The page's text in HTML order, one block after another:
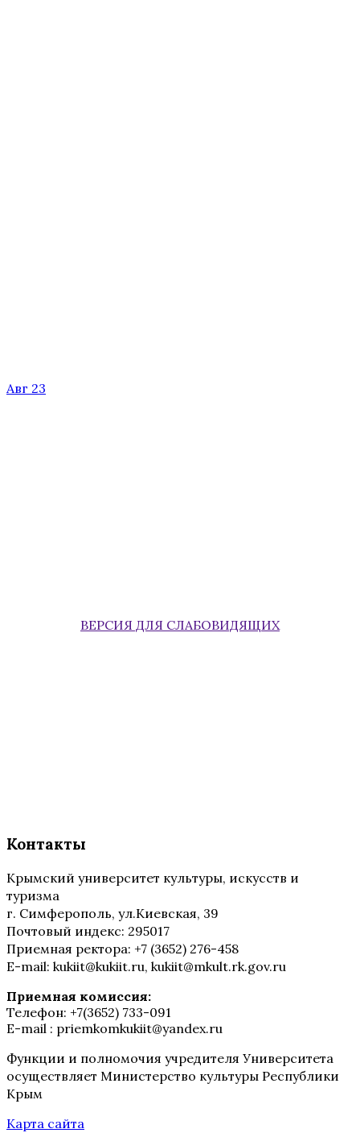
Авг 23
ВЕРСИЯ ДЛЯ СЛАБОВИДЯЩИХ
Контакты
Крымский университет культуры, искусств и
туризма
г. Симферополь, ул.Киевская, 39
Почтовый индекс: 295017
Приемная ректора: +7 (3652) 276-458
E-mail: kukiit@kukiit.ru, kukiit@mkult.rk.gov.ru
Приемная комиссия:
Телефон: +7(3652) 733-091
E-mail : priemkomkukiit@yandex.ru
Функции и полномочия учредителя Университета
осуществляет Министерство культуры Республики
Крым
Карта сайта